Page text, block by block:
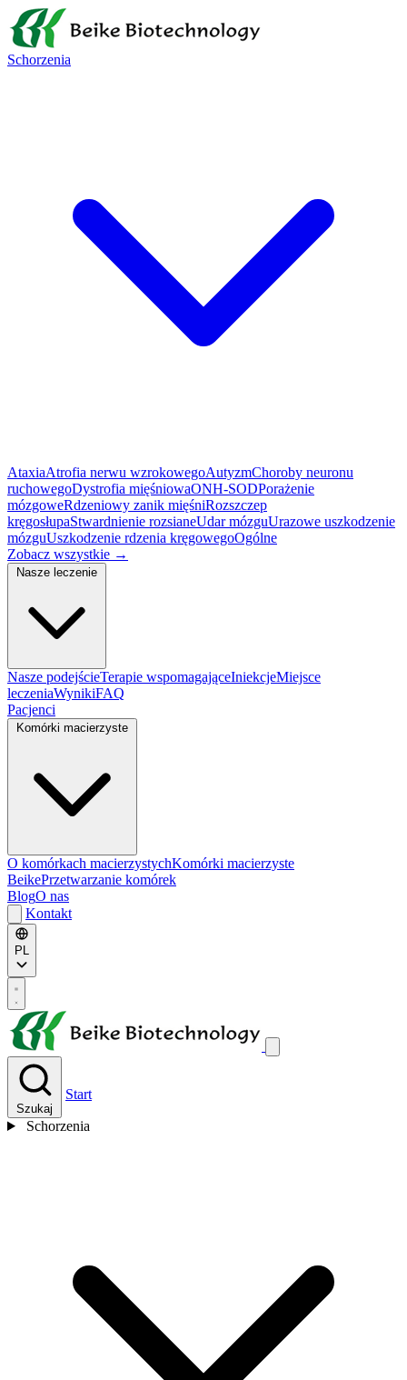
Schorzenia
AtaxiaAtrofia nerwu wzrokowegoAutyzmChoroby neuronu
ruchowegoDystrofia mięśniowaONH-SODPorażenie
mózgoweRdzeniowy zanik mięśniRozszczep
kręgosłupaStwardnienie rozsianeUdar mózguUrazowe uszkodzenie
mózguUszkodzenie rdzenia kręgowegoOgólne
Zobacz wszystkie →
Nasze podejścieTerapie wspomagająceIniekcjeMiejsce
leczeniaWynikiFAQ
Pacjenci
O komórkach macierzystychKomórki macierzyste
BeikePrzetwarzanie komórek
BlogO nas
Kontakt
PL
Szukaj
Start
Schorzenia